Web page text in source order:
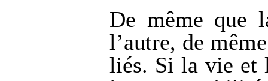
De même que
l’autre, de
liés. Si la vie et